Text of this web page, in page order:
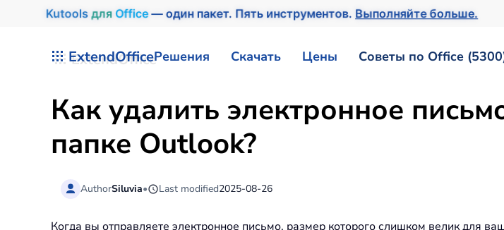
Kutools для Office— один пакет. Пять инструментов. Выполняйте больше.
ExtendOfficeРешения Скачать Цены Советы по Office
Как удалить электронное
папке Outlook?
AuthorSiluvia• Last modified2025-08-26
Когда вы отправляете электронное письмо, размер которого слишком велик для